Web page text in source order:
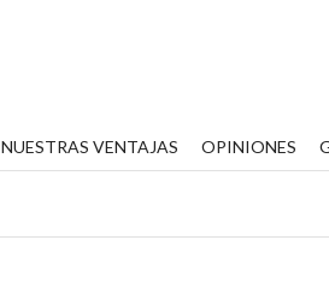
NUESTRAS VENTAJAS OPINIONES